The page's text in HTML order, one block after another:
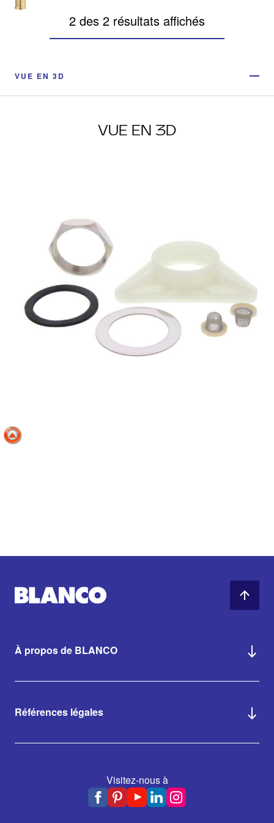
2 des 2 résultats affichés
VUE EN 3D
VUE EN 3D
À propos de BLANCO
Références légales
Visitez-nous à